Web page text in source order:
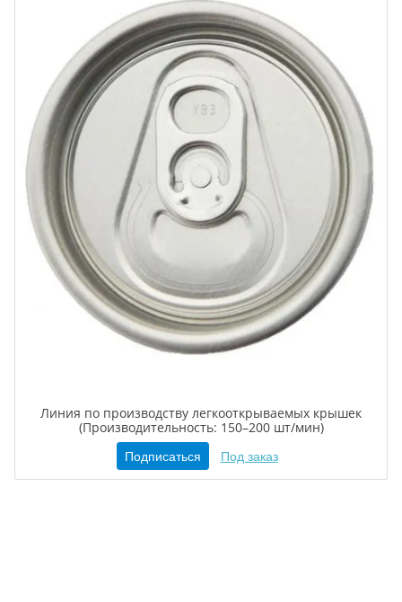
Линия по производству легкооткрываемых крышек
(Производительность: 150–200 шт/мин)
Подписаться Под заказ